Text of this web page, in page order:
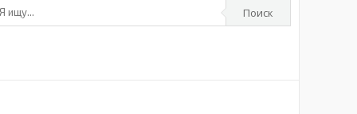
Поиск